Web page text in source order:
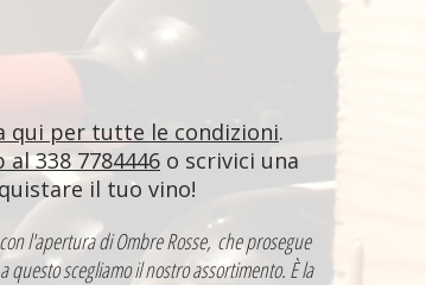
qui per tutte le condizioni.
al 338 7784446 o scrivici una
il tuo vino!
l'apertura di Ombre Rosse, che prosegue
scegliamo il nostro assortimento. È la